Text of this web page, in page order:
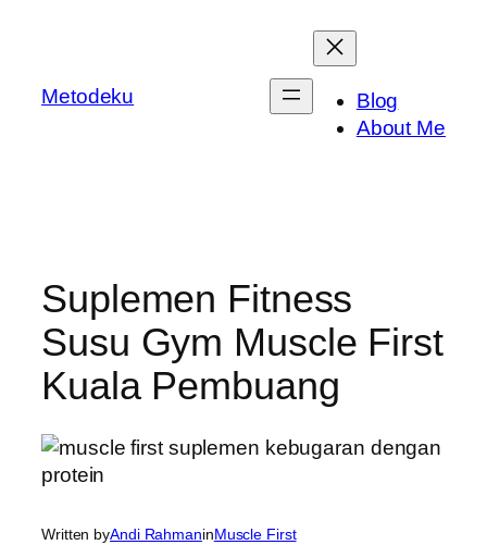
Metodeku
Blog
About Me
Suplemen Fitness
Susu Gym Muscle First
Kuala Pembuang
Written byAndi RahmaninMuscle First